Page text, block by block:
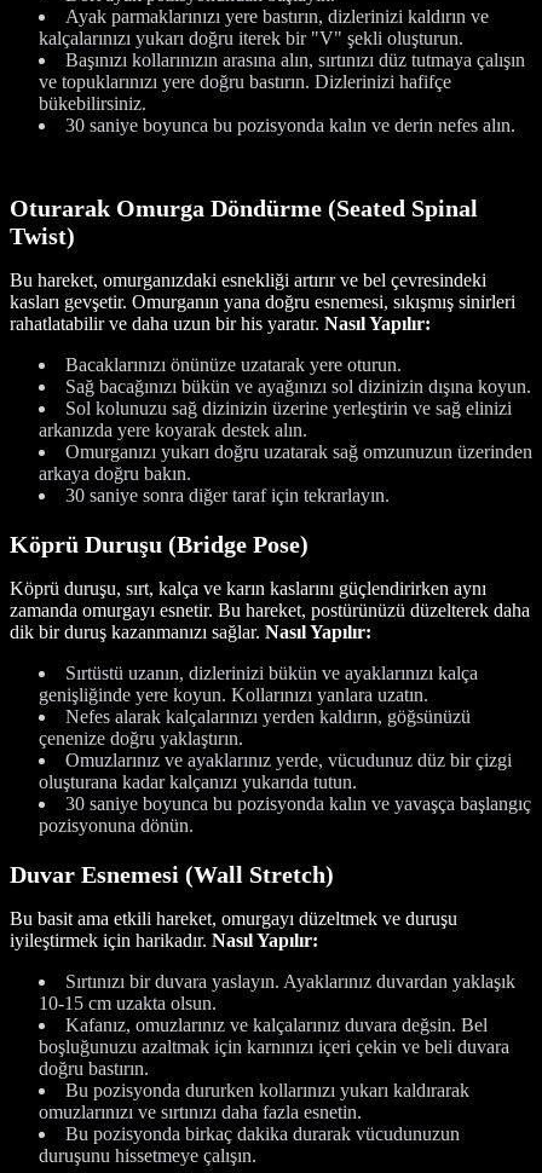
Ayak parmaklarınızı yere bastırın, dizlerinizi kaldırın ve
kalçalarınızı yukarı doğru iterek bir "V" şekli oluşturun.
Başınızı kollarınızın arasına alın, sırtınızı düz tutmaya çalışın
ve topuklarınızı yere doğru bastırın. Dizlerinizi hafifçe
bükebilirsiniz.
30 saniye boyunca bu pozisyonda kalın ve derin nefes alın.
Oturarak Omurga Döndürme (Seated Spinal
Twist)
Bu hareket, omurganızdaki esnekliği artırır ve bel çevresindeki
kasları gevşetir. Omurganın yana doğru esnemesi, sıkışmış sinirleri
rahatlatabilir ve daha uzun bir his yaratır. Nasıl Yapılır:
Bacaklarınızı önünüze uzatarak yere oturun.
Sağ bacağınızı bükün ve ayağınızı sol dizinizin dışına koyun.
Sol kolunuzu sağ dizinizin üzerine yerleştirin ve sağ elinizi
arkanızda yere koyarak destek alın.
Omurganızı yukarı doğru uzatarak sağ omzunuzun üzerinden
arkaya doğru bakın.
30 saniye sonra diğer taraf için tekrarlayın.
Köprü Duruşu (Bridge Pose)
Köprü duruşu, sırt, kalça ve karın kaslarını güçlendirirken aynı
zamanda omurgayı esnetir. Bu hareket, postürünüzü düzelterek daha
dik bir duruş kazanmanızı sağlar. Nasıl Yapılır:
Sırtüstü uzanın, dizlerinizi bükün ve ayaklarınızı kalça
genişliğinde yere koyun. Kollarınızı yanlara uzatın.
Nefes alarak kalçalarınızı yerden kaldırın, göğsünüzü
çenenize doğru yaklaştırın.
Omuzlarınız ve ayaklarınız yerde, vücudunuz düz bir çizgi
oluşturana kadar kalçanızı yukarıda tutun.
30 saniye boyunca bu pozisyonda kalın ve yavaşça başlangıç
pozisyonuna dönün.
Duvar Esnemesi (Wall Stretch)
Bu basit ama etkili hareket, omurgayı düzeltmek ve duruşu
iyileştirmek için harikadır. Nasıl Yapılır:
Sırtınızı bir duvara yaslayın. Ayaklarınız duvardan yaklaşık
10-15 cm uzakta olsun.
Kafanız, omuzlarınız ve kalçalarınız duvara değsin. Bel
boşluğunuzu azaltmak için karnınızı içeri çekin ve beli duvara
doğru bastırın.
Bu pozisyonda dururken kollarınızı yukarı kaldırarak
omuzlarınızı ve sırtınızı daha fazla esnetin.
Bu pozisyonda birkaç dakika durarak vücudunuzun
duruşunu hissetmeye çalışın.